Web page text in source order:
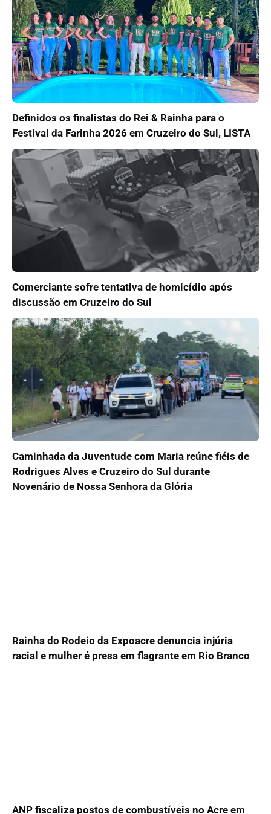
Definidos os finalistas do Rei & Rainha para o
Festival da Farinha 2026 em Cruzeiro do Sul, LISTA
Comerciante sofre tentativa de homicídio após
discussão em Cruzeiro do Sul
Caminhada da Juventude com Maria reúne fiéis de
Rodrigues Alves e Cruzeiro do Sul durante
Novenário de Nossa Senhora da Glória
Rainha do Rodeio da Expoacre denuncia injúria
racial e mulher é presa em flagrante em Rio Branco
ANP fiscaliza postos de combustíveis no Acre em